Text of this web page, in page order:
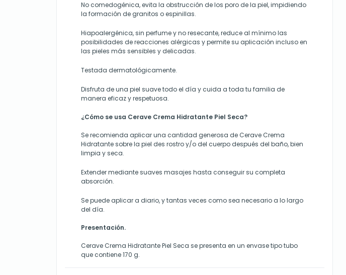
No comedogénica, evita la obstrucción de los poro de la piel, impidiendo
la formación de granitos o espinillas.
Hiapoalergénica, sin perfume y no resecante, reduce al mínimo las
posibilidades de reacciones alérgicas y permite su aplicación incluso en
las pieles más sensibles y delicadas.
Testada dermatológicamente.
Disfruta de una piel suave todo el día y cuida a toda tu familia de
manera eficaz y respetuosa.
¿Cómo se usa Cerave Crema Hidratante Piel Seca?
Se recomienda aplicar una cantidad generosa de Cerave Crema
Hidratante sobre la piel des rostro y/o del cuerpo después del baño, bien
limpia y seca.
Extender mediante suaves masajes hasta conseguir su completa
absorción.
Se puede aplicar a diario, y tantas veces como sea necesario a lo largo
del día.
Presentación.
Cerave Crema Hidratante Piel Seca se presenta en un envase tipo tubo
que contiene 170 g.